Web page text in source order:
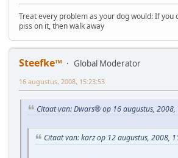
Treat every problem as your dog would: If you
piss on it, then walk away
Steefke™
Global Moderator
16 augustus, 2008, 15:23:53
Citaat van: Dwars® op 16 augustus, 2008,
Citaat van: karz op 12 augustus, 2008,